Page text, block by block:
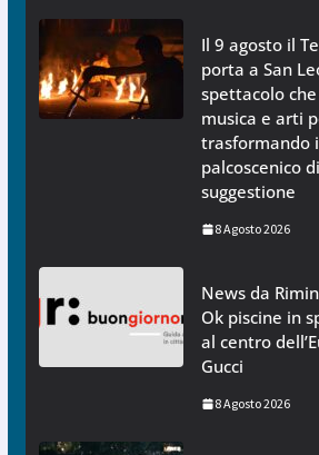
Il 9 agosto il
porta a San
spettacolo
musica e arti
trasformando
palcoscenico
suggestione
8 Agosto 2026
News da
Ok piscine in
al centro
Gucci
8 Agosto 2026